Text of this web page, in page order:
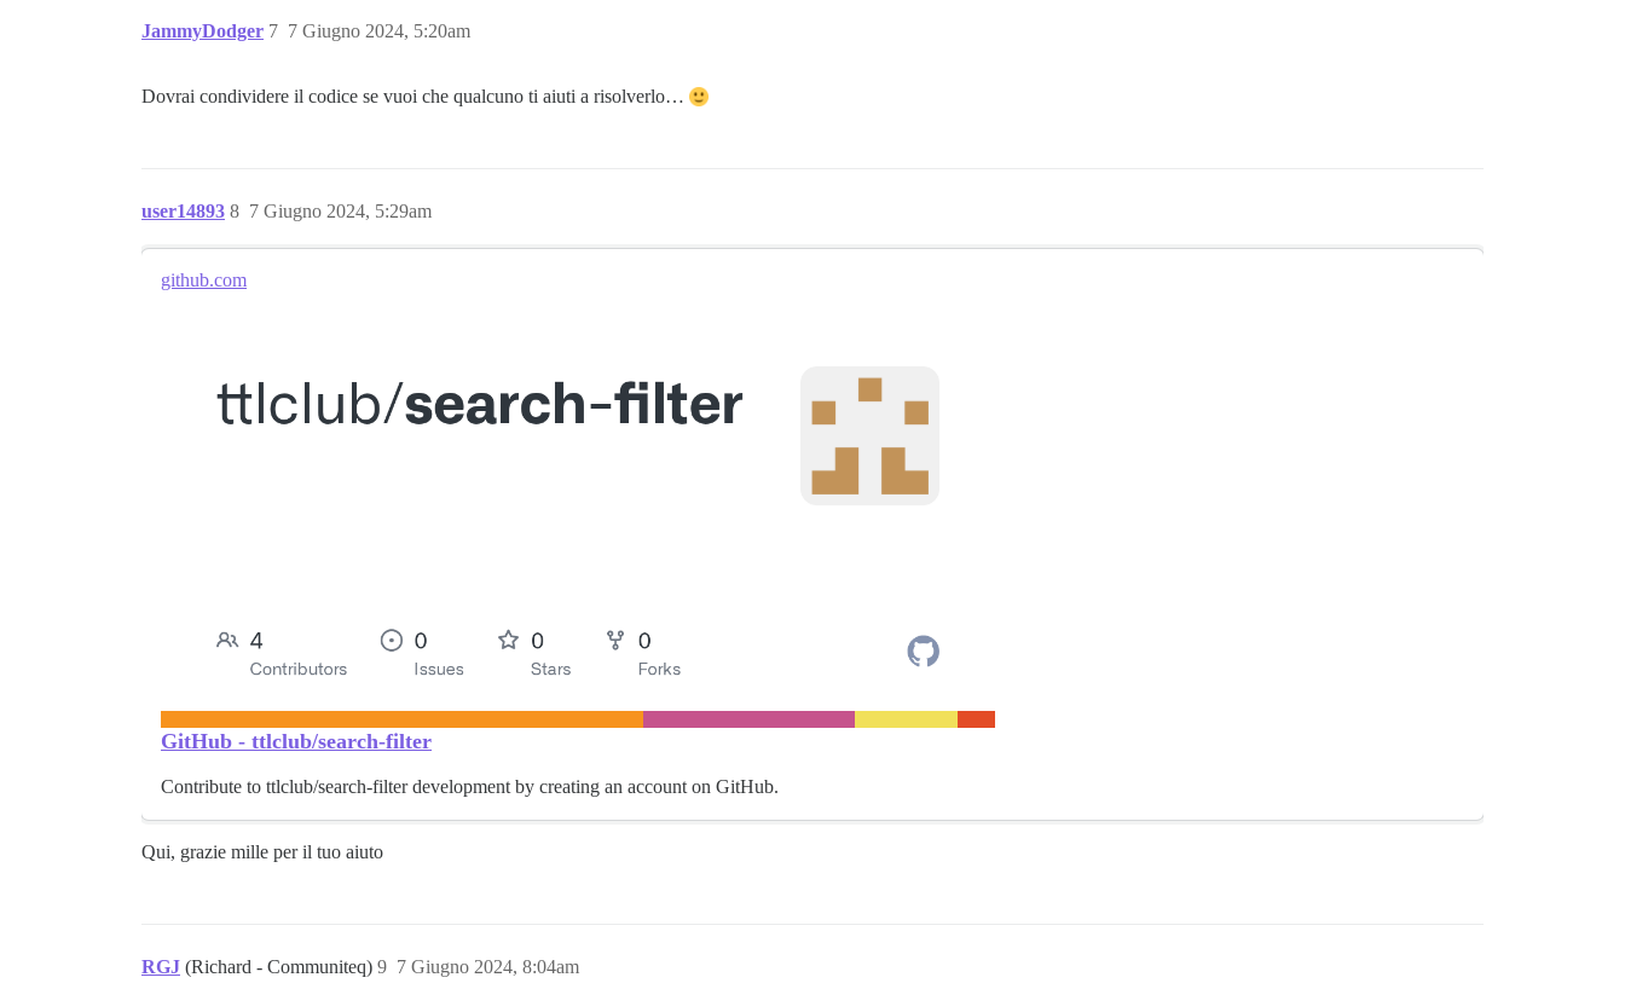
JammyDodger 7 Giugno 2024, 5:20am
7
Dovrai condividere il codice se vuoi che qualcuno ti aiuti a risolverlo…
user14893 7 Giugno 2024, 5:29am
8
github.com
GitHub - ttlclub/search-filter
Contribute to ttlclub/search-filter development by creating an account on GitHub.
Qui, grazie mille per il tuo aiuto
RGJ (Richard - Communiteq) 7 Giugno 2024, 8:04am
9